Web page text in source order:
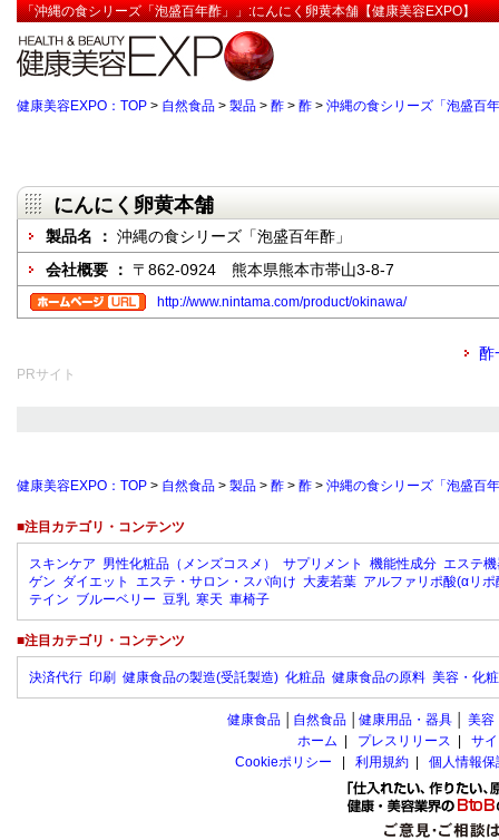
「沖縄の食シリーズ「泡盛百年酢」」:にんにく卵黄本舗【健康美容EXPO】
健康美容EXPO：TOP > 自然食品 > 製品 > 酢 > 酢 > 沖縄の食シリーズ「泡盛百
にんにく卵黄本舗
製品名 ： 沖縄の食シリーズ「泡盛百年酢」
会社概要 ： 〒862-0924 熊本県熊本市帯山3-8-7
http://www.nintama.com/product/okinawa/
酢
PRサイト
健康美容EXPO：TOP > 自然食品 > 製品 > 酢 > 酢 > 沖縄の食シリーズ「泡盛百
■注目カテゴリ・コンテンツ
スキンケア 男性化粧品（メンズコスメ） サプリメント 機能性成分 エステ
ゲン ダイエット エステ・サロン・スパ向け 大麦若葉 アルファリポ酸(αリポ
テイン ブルーベリー 豆乳 寒天 車椅子
■注目カテゴリ・コンテンツ
決済代行 印刷 健康食品の製造(受託製造) 化粧品 健康食品の原料 美容・化
健康食品 自然食品 健康用品・器具 美容
ホーム
プレスリリース
サ
Cookieポリシー
利用規約 個人情報